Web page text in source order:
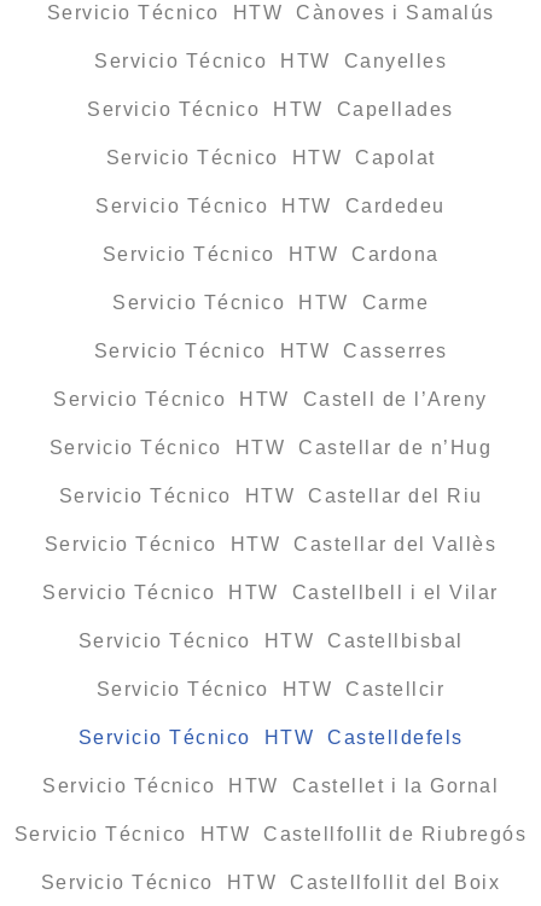
Servicio Técnico HTW Cànoves i Samalús
Servicio Técnico HTW Canyelles
Servicio Técnico HTW Capellades
Servicio Técnico HTW Capolat
Servicio Técnico HTW Cardedeu
Servicio Técnico HTW Cardona
Servicio Técnico HTW Carme
Servicio Técnico HTW Casserres
Servicio Técnico HTW Castell de l’Areny
Servicio Técnico HTW Castellar de n’Hug
Servicio Técnico HTW Castellar del Riu
Servicio Técnico HTW Castellar del Vallès
Servicio Técnico HTW Castellbell i el Vilar
Servicio Técnico HTW Castellbisbal
Servicio Técnico HTW Castellcir
Servicio Técnico HTW Castelldefels
Servicio Técnico HTW Castellet i la Gornal
Servicio Técnico HTW Castellfollit de Riubregós
Servicio Técnico HTW Castellfollit del Boix